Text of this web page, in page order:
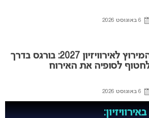
6 באוגוסט 2026
המירוץ לאירוויזיון 2027: בורגס בדרך
לסופיה את האירוח
6 באוגוסט 2026